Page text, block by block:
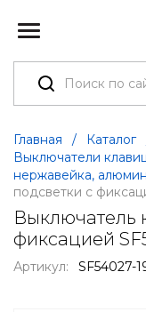
Главная / Каталог
Выключатели
нержавейка,
подсветки с
Выключатель
фиксацией
Артикул: SF54027-